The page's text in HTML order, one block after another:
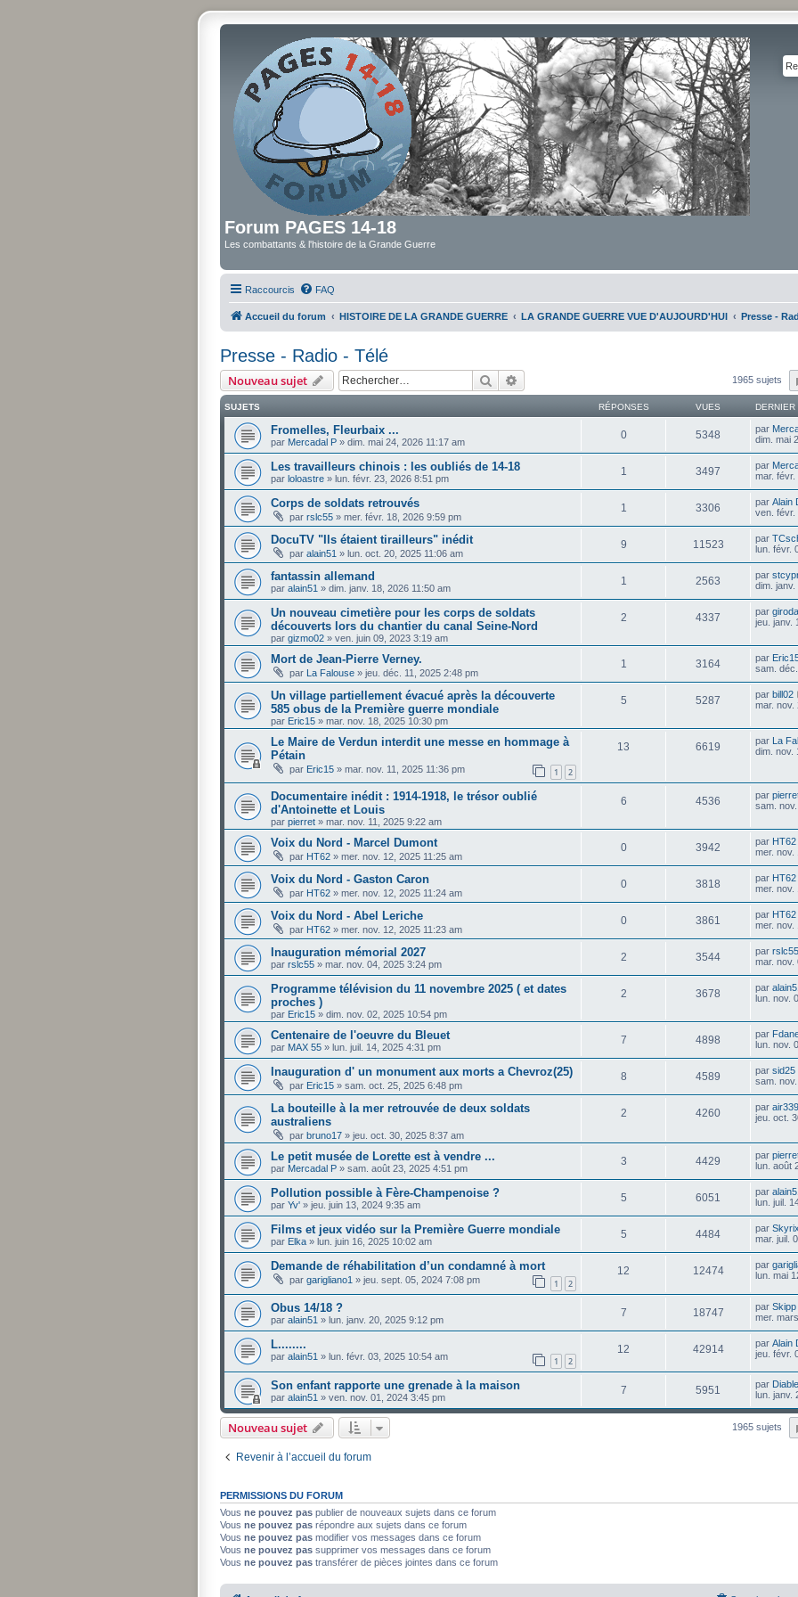
Forum PAGES 14-18
Les combattants & l'histoire de la Grande Guerre
Raccourcis FAQ
Accueil du forum HISTOIRE DE LA GRANDE GUERRE LA GRANDE GUERRE VUE D'AUJOURD'HUI Presse -
Presse - Radio - Télé
Nouveau sujet Rechercher 1965 sujets
SUJETS RÉPONSES VUES
Fromelles, Fleurbaix ...
par Mercadal P » dim. mai 24, 2026 11:17 am
0 5348 par
dim. mai
Les travailleurs chinois : les oubliés de 14-18
par loloastre » lun. févr. 23, 2026 8:51 pm
1 3497 par
mar. févr.
Corps de soldats retrouvés
par rslc55 » mer. févr. 18, 2026 9:59 pm
1 3306 par Alain
ven. févr.
DocuTV "Ils étaient tirailleurs" inédit
par alain51 » lun. oct. 20, 2025 11:06 am
9 11523 par
lun. févr.
fantassin allemand
par alain51 » dim. janv. 18, 2026 11:50 am
1 2563 par
dim.
Un nouveau cimetière pour les corps de soldats
découverts lors du chantier du canal Seine-Nord
par gizmo02 » ven. juin 09, 2023 3:19 am
2 4337 par
jeu. janv.
Mort de Jean-Pierre Verney.
par La Falouse » jeu. déc. 11, 2025 2:48 pm
1 3164 par
sam.
Un village partiellement évacué après la découverte
585 obus de la Première guerre mondiale
par Eric15 » mar. nov. 18, 2025 10:30 pm
5 5287 par bill02
mar. nov.
Le Maire de Verdun interdit une messe en hommage à
Pétain
par Eric15 » mar. nov. 11, 2025 11:36 pm 1 2
13 6619 par La
dim. nov.
Documentaire inédit : 1914-1918, le trésor oublié
d'Antoinette et Louis
par pierret » mar. nov. 11, 2025 9:22 am
6 4536 par
sam.
Voix du Nord - Marcel Dumont
par HT62 » mer. nov. 12, 2025 11:25 am
0 3942 par HT62
mer. nov.
Voix du Nord - Gaston Caron
par HT62 » mer. nov. 12, 2025 11:24 am
0 3818 par HT62
mer. nov.
Voix du Nord - Abel Leriche
par HT62 » mer. nov. 12, 2025 11:23 am
0 3861 par HT62
mer. nov.
Inauguration mémorial 2027
par rslc55 » mar. nov. 04, 2025 3:24 pm
2 3544 par rslc55
mar. nov.
Programme télévision du 11 novembre 2025 ( et dates
proches )
par Eric15 » dim. nov. 02, 2025 10:54 pm
2 3678 par
lun. nov.
Centenaire de l'oeuvre du Bleuet
par MAX 55 » lun. juil. 14, 2025 4:31 pm
7 4898 par
lun. nov.
Inauguration d' un monument aux morts a Chevroz(25)
par Eric15 » sam. oct. 25, 2025 6:48 pm
8 4589 par sid25
sam.
La bouteille à la mer retrouvée de deux soldats
australiens
par bruno17 » jeu. oct. 30, 2025 8:37 am
2 4260 par air339
jeu. oct.
Le petit musée de Lorette est à vendre ...
par Mercadal P » sam. août 23, 2025 4:51 pm
3 4429 par
lun. août
Pollution possible à Fère-Champenoise ?
par Yv' » jeu. juin 13, 2024 9:35 am
5 6051 par
lun. juil.
Films et jeux vidéo sur la Première Guerre mondiale
par Elka » lun. juin 16, 2025 10:02 am
5 4484 par Skyrix
mar. juil.
Demande de réhabilitation d’un condamné à mort
par garigliano1 » jeu. sept. 05, 2024 7:08 pm 1 2
12 12474 par
lun. mai
Obus 14/18 ?
par alain51 » lun. janv. 20, 2025 9:12 pm
7 18747 par Skipp
mer.
L........
par alain51 » lun. févr. 03, 2025 10:54 am 1 2
12 42914 par Alain
jeu. févr.
Son enfant rapporte une grenade à la maison
par alain51 » ven. nov. 01, 2024 3:45 pm
7 5951 par
lun. janv.
Nouveau sujet 1965 sujets
Revenir à l’accueil du forum
PERMISSIONS DU FORUM
Vous ne pouvez pas publier de nouveaux sujets dans ce forum
Vous ne pouvez pas répondre aux sujets dans ce forum
Vous ne pouvez pas modifier vos messages dans ce forum
Vous ne pouvez pas supprimer vos messages dans ce forum
Vous ne pouvez pas transférer de pièces jointes dans ce forum